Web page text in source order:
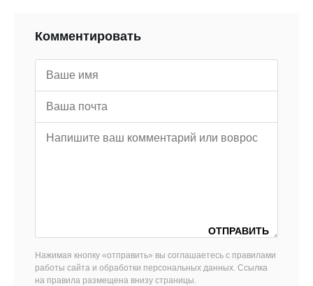
Комментировать
Нажимая кнопку «отправить» вы соглашаетесь с правилами
работы сайта и обработки персональных данных. Ссылка
на правила размещена внизу страницы.